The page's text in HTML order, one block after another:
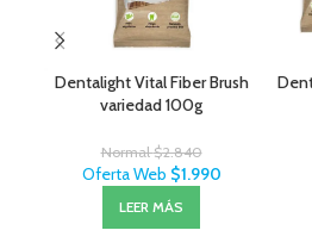
Dentalight Vital Fiber Brush
variedad 100g
Normal$2.840
Oferta Web $1.990
LEER MÁS